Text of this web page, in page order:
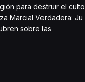
para destruir el culto
Marcial Verdadera: Ju
sobre las